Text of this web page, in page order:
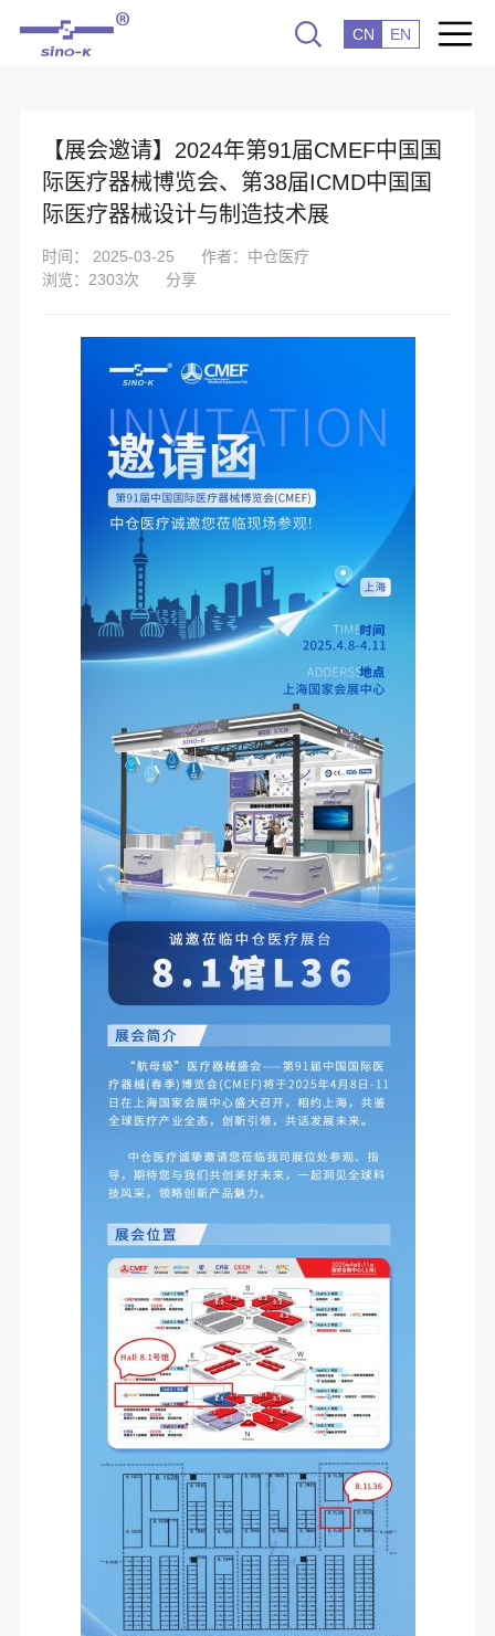
CN EN
【展会邀请】2024年第91届CMEF中国国
际医疗器械博览会、第38届ICMD中国国
际医疗器械设计与制造技术展
时间： 2025-03-25
作者：中仓医疗
浏览：2303次
分享